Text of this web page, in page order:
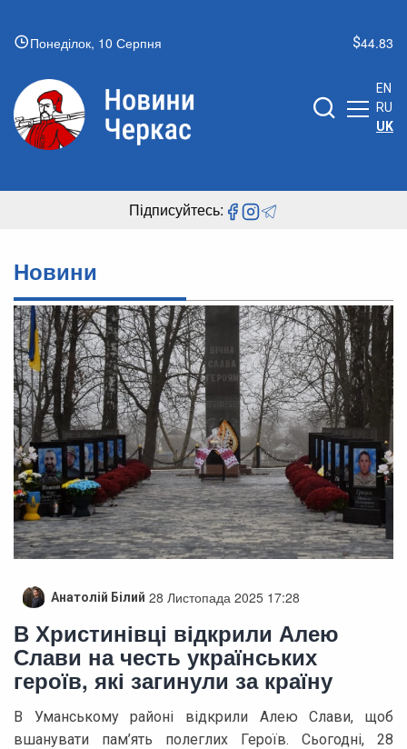
Понеділок, 10 Серпня 44.83
EN
RU
UK
Підписуйтесь:
Новини
Анатолій Білий 28 Листопада 2025 17:28
В Христинівці відкрили Алею
Слави на честь українських
героїв, які загинули за країну
В Уманському районі відкрили Алею Слави, щоб
вшанувати пам’ять полеглих Героїв. Сьогодні, 28